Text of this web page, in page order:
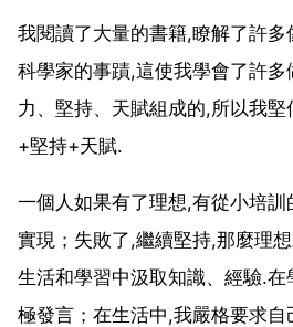
我閱讀了大量的書籍,瞭解了許
科學家的事蹟,這使我學會了許
力、堅持、天賦組成的,所以我
+堅持+天賦.
一個人如果有了理想,有從小培
實現；失敗了,繼續堅持,那麼理
生活和學習中汲取知識、經驗.
極發言；在生活中,我嚴格要求